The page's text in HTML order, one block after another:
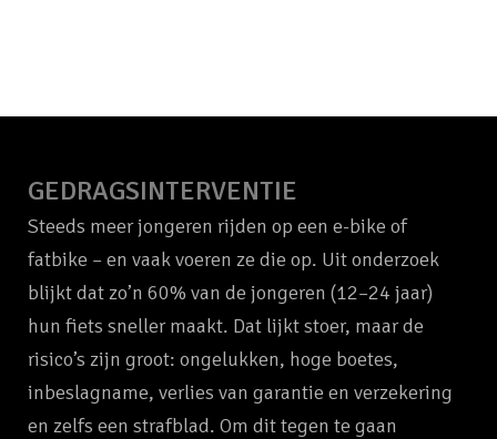
GEDRAGSINTERVENTIE
Steeds meer jongeren rijden op een e-bike of
fatbike – en vaak voeren ze die op. Uit onderzoek
blijkt dat zo’n 60% van de jongeren (12–24 jaar)
hun fiets sneller maakt. Dat lijkt stoer, maar de
risico’s zijn groot: ongelukken, hoge boetes,
inbeslagname, verlies van garantie en verzekering
en zelfs een strafblad. Om dit tegen te gaan